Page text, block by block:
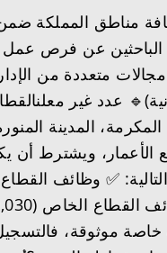
(جدارات) عن توفر (30,352 وظيفة
الباحثين عن فرص
متعددة من
تشمل:الرياض، مكة
الأعمار، ويشترط
✅ وظائف
خاصة موثوقة،